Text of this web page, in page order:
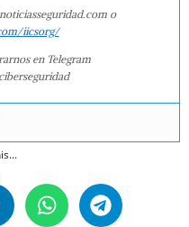
o
iicsorg/
en Telegram